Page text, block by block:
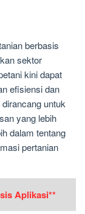
berbasis
sektor
kini dapat
efisiensi dan
untuk
yang lebih
dalam tentang
pertanian
Aplikasi**